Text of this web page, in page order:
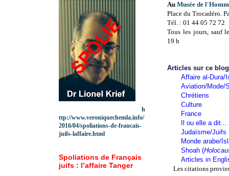
Au Musée de
Place du Trocadéro.
Tél. : 01 44 05 72 72
Tous les jours, sauf
19 h
Articles sur ce
Affaire al-Dura/
Aviation/Mode/
Chrétiens
Culture
France
Il ou elle a dit...
Judaïsme/Juifs
Monde arabe/
Shoah (
Articles in
Les citations
h
ttp://www.veroniquechemla.info/
2016/04/spoliations-de-francais-
juifs-laffaire.html
Spoliations de Français
juifs : l’affaire Tanger